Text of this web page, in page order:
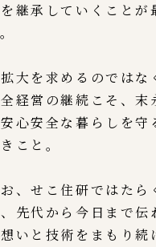
継承していくことが
大を求めるのではな
経営の継続こそ、末
心安全な暮らしを守
こと。
、せこ住研ではたら
先代から今日まで伝
いと技術をまもり続